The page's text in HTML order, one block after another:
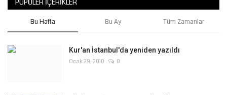
POPÜLER İÇERIKLER
Bu Hafta Bu Ay Tüm Zamanlar
Kur'an İstanbul'da yeniden yazıldı
Ocak 29, 2010 0